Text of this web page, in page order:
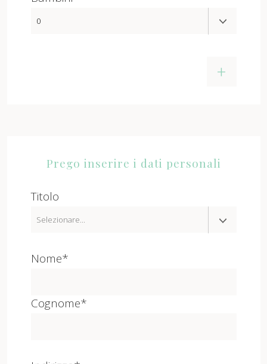
+
Prego inserire i dati personali
Titolo
Nome*
Cognome*